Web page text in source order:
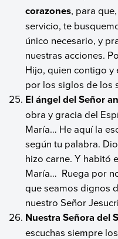
corazones, para
servicio, te
único necesario, y
nuestras acciones.
Hijo, quien contigo y
por los siglos de los
El ángel del Señor
obra y gracia del
María… He aquí la
según tu palabra.
hizo carne. Y habitó
María… Ruega por
que seamos dignos
nuestro Señor
Nuestra Señora del
escuchas siempre